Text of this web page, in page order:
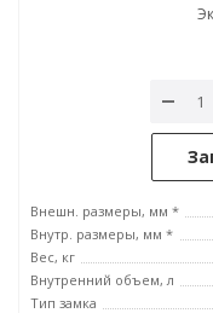
Внешн. размеры, мм *
Внутр. размеры, мм *
Вес, кг
Внутренний объем, л
Тип замка